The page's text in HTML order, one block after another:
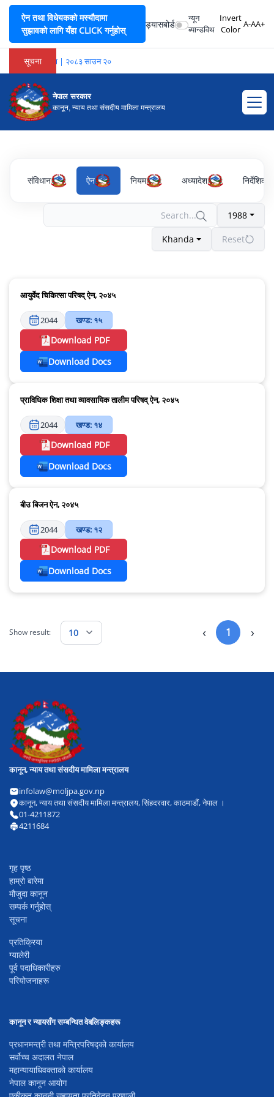
ऐन तथा विधेयकको मस्यौदामा
सुझावको लागि यँहा CLICK गर्नुहोस्
ड्यासबोर्ड
न्यून
ब्यान्डविथ
Invert
Color
A-AA+
सूचना
सम्बन्धमा सूचना | २०८३ साउन २०
नेपाल सरकार
कानून, न्याय तथा संसदीय मामिला मन्त्रालय
संविधान ऐन नियम अध्यादेश निर्देशिका
1988
Khanda Reset
आयुर्वेद चिकित्सा परिषद् ऐन, २०४५
2044 खण्ड: १५
Download PDF
Download Docs
प्राविधिक शिक्षा तथा व्यावसायिक तालीम परिषद् ऐन, २०४५
2044 खण्ड: १४
Download PDF
Download Docs
बीउ बिजन ऐन, २०४५
2044 खण्ड: १२
Download PDF
Download Docs
Show result: 10 ‹ 1 ›
कानून, न्याय तथा संसदीय मामिला मन्त्रालय
infolaw@moljpa.gov.np
कानून, न्याय तथा संसदीय मामिला मन्त्रालय, सिंहदरवार, काठमाडौं, नेपाल ।
01-4211872
4211684
गृह पृष्ठ
हाम्रो बारेमा
मौजुदा कानून
सम्पर्क गर्नुहोस्
सूचना
प्रतिक्रिया
ग्यालेरी
पूर्व पदाधिकारीहरु
परियोजनाहरू
कानून र न्यायसँग सम्बन्धित वेबलिङ्कहरू
प्रधानमन्त्री तथा मन्त्रिपरिषद्को कार्यालय
सर्वोच्च अदालत नेपाल
महान्यायाधिवक्ताको कार्यालय
नेपाल कानून आयोग